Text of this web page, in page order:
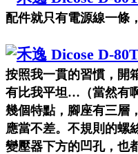
配件就只有電源線一條
按照我一貫的習慣，開
有比我平坦…（當然有
幾個特點，腳座有三層
應當不差。不規則的螺
變壓器下方的凹孔，也